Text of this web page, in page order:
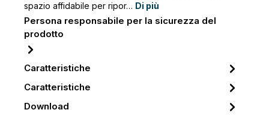
spazio affidabile per ripor… Di più
Persona responsabile per la sicurezza del
prodotto
Caratteristiche
Caratteristiche
Download